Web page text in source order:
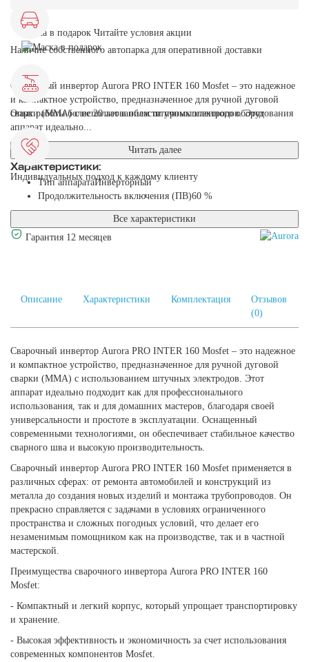
Маска в подарок Читайте условия акции
Сварочный инвертор Aurora PRO INTER 160 Mosfet – это надежное
и компактное устройство, предназначенное для ручной дуговой
сварки (MMA) с использованием штучных электродов. Этот
аппарат идеально...
Читать далее
Характеристики:
Тип аппаратаИнверторный
Продолжительность включения (ПВ)60 %
Все характеристики
Гарантия 12 месяцев
Наличие собственного автопарка для оперативной доставки
Опыт работы более 20 лет в области промышленного оборудования
Индивидуальных подход к каждому клиенту
Описание Характеристики Комплектация
Отзывов
(0)
Сварочный инвертор Aurora PRO INTER 160 Mosfet – это надежное
и компактное устройство, предназначенное для ручной дуговой
сварки (MMA) с использованием штучных электродов. Этот
аппарат идеально подходит как для профессионального
использования, так и для домашних мастеров, благодаря своей
универсальности и простоте в эксплуатации. Оснащенный
современными технологиями, он обеспечивает стабильное качество
сварного шва и высокую производительность.
Сварочный инвертор Aurora PRO INTER 160 Mosfet применяется в
различных сферах: от ремонта автомобилей и конструкций из
металла до создания новых изделий и монтажа трубопроводов. Он
прекрасно справляется с задачами в условиях ограниченного
пространства и сложных погодных условий, что делает его
незаменимым помощником как на производстве, так и в частной
мастерской.
Преимущества сварочного инвертора Aurora PRO INTER 160
Mosfet:
- Компактный и легкий корпус, который упрощает транспортировку
и хранение.
- Высокая эффективность и экономичность за счет использования
современных компонентов Mosfet.